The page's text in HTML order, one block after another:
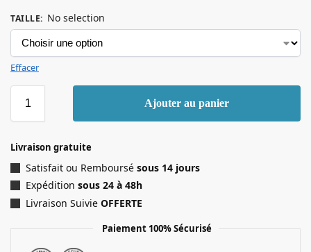
TAILLE: No selection
Effacer
Ajouter au panier
Livraison gratuite
Satisfait ou Remboursé sous 14 jours
Expédition sous 24 à 48h
Livraison Suivie OFFERTE
Paiement 100% Sécurisé